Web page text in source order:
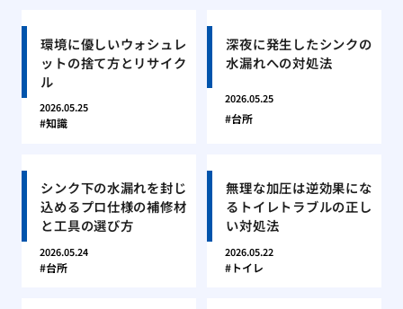
環境に優しいウォシュレ
ットの捨て方とリサイク
ル
2026.05.25
知識
深夜に発生したシンクの
水漏れへの対処法
2026.05.25
台所
シンク下の水漏れを封じ
込めるプロ仕様の補修材
と工具の選び方
2026.05.24
台所
無理な加圧は逆効果にな
るトイレトラブルの正し
い対処法
2026.05.22
トイレ